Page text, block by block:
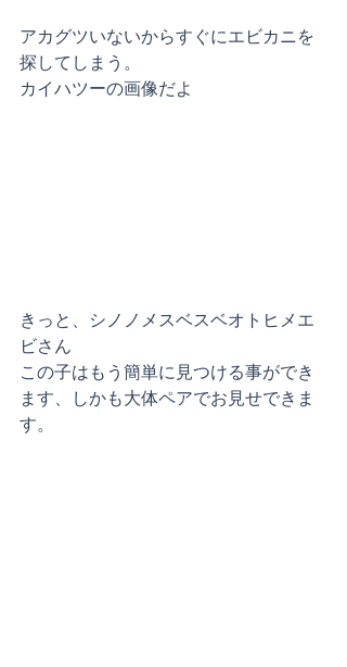
アカグツいないからすぐにエビカニを
探してしまう。
カイハツーの画像だよ
きっと、シノノメスベスベオトヒメエ
ビさん
この子はもう簡単に見つける事ができ
ます、しかも大体ペアでお見せできま
す。